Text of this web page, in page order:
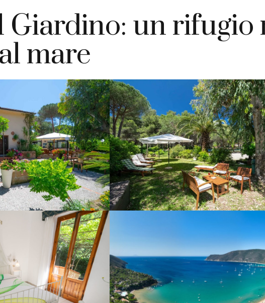
Giardino: un rifugio
mare